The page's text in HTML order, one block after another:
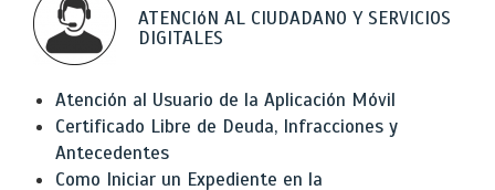
ATENCIóN AL CIUDADANO Y SERVICIOS
DIGITALES
Atención al Usuario de la Aplicación Móvil
Certificado Libre de Deuda, Infracciones y
Antecedentes
Como Iniciar un Expediente en la